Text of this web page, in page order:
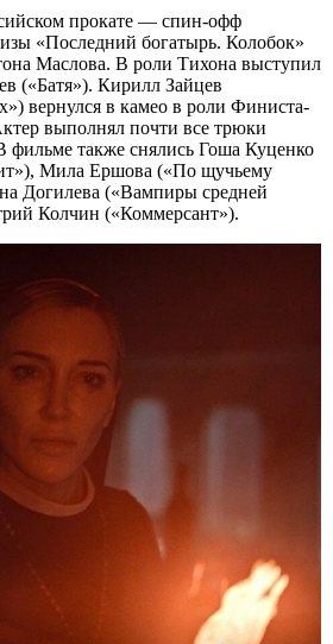
прокате — спин-офф
«Последний богатырь. Колобок»
Маслова. В роли Тихона выступил
(«Батя»). Кирилл Зайцев
вернулся в камео в роли Финиста-
выполнял почти все трюки
фильме также снялись Гоша Куценко
Мила Ершова («По щучьему
Догилева («Вампиры средней
Колчин («Коммерсант»).